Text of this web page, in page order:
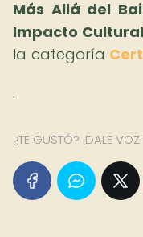
Más Allá del
Impacto
la categoría
.
¿TE GUSTÓ? ¡DALE VOZ